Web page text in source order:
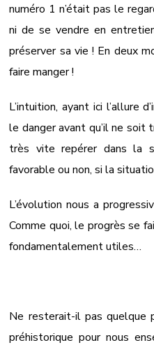
numéro 1 n’était pas le
ni de se vendre en
préserver sa vie ! En deux
faire manger !
L’intuition, ayant ici l’allure
le danger avant qu’il ne soit
très vite repérer dans la
favorable ou non, si la
L’évolution nous a
Comme quoi, le progrès se
fondamentalement utiles…
Ne resterait-il pas quelque
préhistorique pour nous